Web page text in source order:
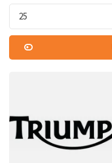
25